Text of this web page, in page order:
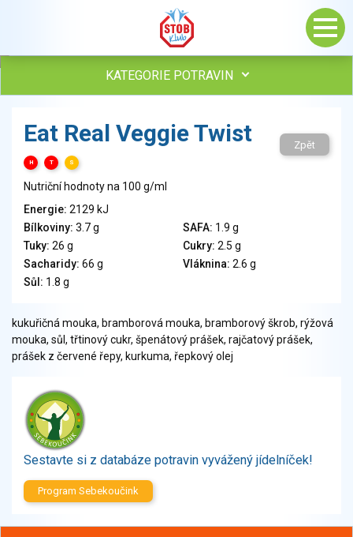
KATEGORIE POTRAVIN
Vejce
Mléko
Veganské a vegetariánské výrobky
Tuky
Obiloviny, mouka, cereální výrobky
Chléb, pečivo, křehké chleby, pufované výrobky
Ovoce
Ořechy, semena
Zelenina
Sladkosti, slané výrobky
Zmrzliny
Ochucovadla, přísady, sladidla
Sušené směsi
Polotovary, hotové pokrmy
Proteinové výrobky, doplňky stravy
Nápoje nealkoholické
Eat Real Veggie Twist
H T S
Zpět
Nutriční hodnoty na 100 g/ml
Energie: 2129 kJ
Bílkoviny: 3.7 g SAFA: 1.9 g
Tuky: 26 g Cukry: 2.5 g
Sacharidy: 66 g Vláknina: 2.6 g
Sůl: 1.8 g
kukuřičná mouka, bramborová mouka, bramborový škrob, rýžová
mouka, sůl, třtinový cukr, špenátový prášek, rajčatový prášek,
prášek z červené řepy, kurkuma, řepkový olej
Sestavte si z databáze potravin vyvážený jídelníček!
Program Sebekoučink